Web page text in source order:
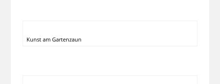
Kunst am Gartenzaun